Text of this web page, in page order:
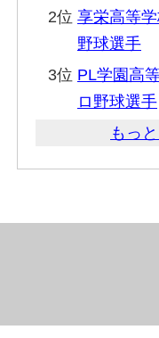
2位 享栄高等
野球選手
3位 PL学園高
ロ野球選手
もっ